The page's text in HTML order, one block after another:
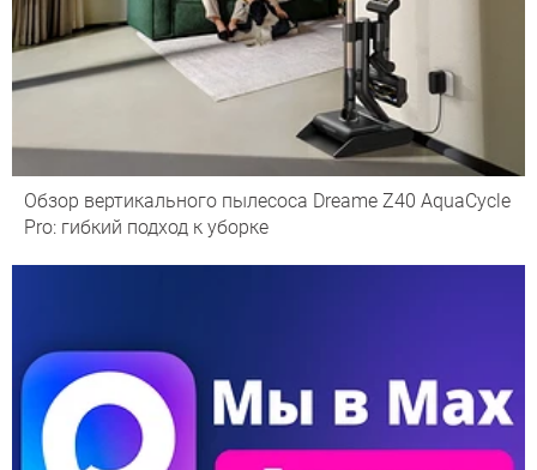
Обзор вертикального пылесоса Dreame Z40 AquaCycle
Pro: гибкий подход к уборке